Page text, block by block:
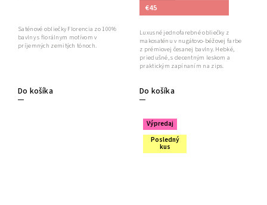
Do košíka
Saténové obliečky Florencia zo 100%
bavlny s florálnym motívom v
príjemných zemitých tónoch.
€45
Do košíka
Luxusné jednofarebné obliečky z
makosaténu v nugátovo-béžovej farbe
z prémiovej česanej bavlny. Hebké,
priedušné, s decentným leskom a
praktickým zapínaním na zips.
Výpredaj
Posledný
kus